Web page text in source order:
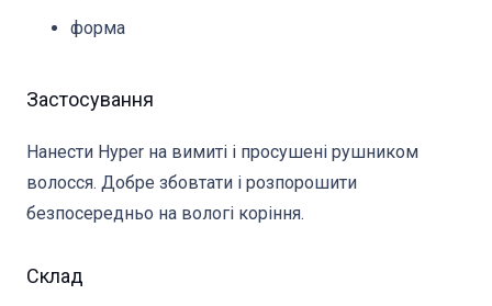
форма
Застосування
Нанести Hyper на вимиті і просушені рушником
волосся. Добре збовтати і розпорошити
безпосередньо на вологі коріння.
Склад